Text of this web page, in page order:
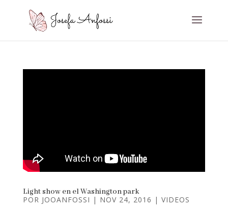
Light show en el Washington park
POR JOOANFOSSI | NOV 24, 2016 | VIDEOS